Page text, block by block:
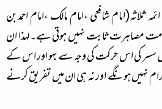
ثلاثہ(امام شافعی ،امام مالک ،امام احمدبن
مصاہرت ثابت نہیں ہوتی ہے۔لہذا ان
سسر کی اس حرکت کی وجہ سے بہو اور اس کے
ہونگے اور نہ ہی ان میں تفریق کرنے